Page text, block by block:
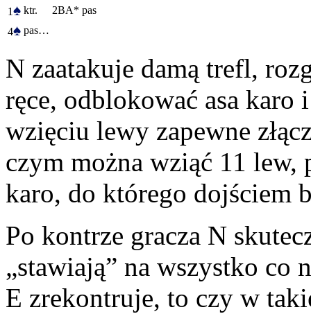
1♠ ktr. 2BA* pas
4♠ pas…
N zaatakuje damą trefl,
ręce, odblokować asa karo
wzięciu lewy zapewne
czym można wziąć 11
karo, do którego dojściem
Po kontrze gracza N
„stawiają” na wszystko co
E zrekontruje, to czy w